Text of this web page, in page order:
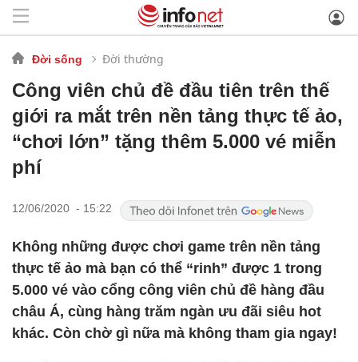
Đời sống Đời thường
Công viên chủ đề đầu tiên trên thế
giới ra mắt trên nền tảng thực tế ảo,
“chơi lớn” tặng thêm 5.000 vé miễn
phí
12/06/2020 - 15:22
Không những được chơi game trên nền tảng
thực tế ảo mà bạn có thể “rinh” được 1 trong
5.000 vé vào cổng công viên chủ đề hàng đầu
châu Á, cùng hàng trăm ngàn ưu đãi siêu hot
khác. Còn chờ gì nữa mà không tham gia ngay!